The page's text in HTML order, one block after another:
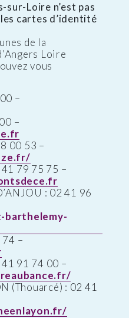
sur-Loire n’est pas
cartes d’identité
de la
Loire
vous
–
–
00 53 –
41 79 75 75 –
: 02 41 96
barthelemy-
74 –
41 91 74 00 –
(Thouarcé) : 02 41